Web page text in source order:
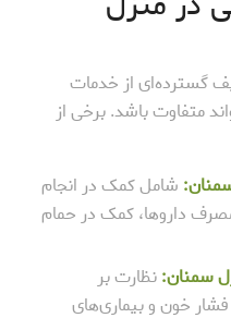
گسترده‌ای از خدمات
متفاوت باشد. برخی از
شامل کمک در انجام
داروها، کمک در حمام
سمنان:نظارت بر
خون و بیماری‌های